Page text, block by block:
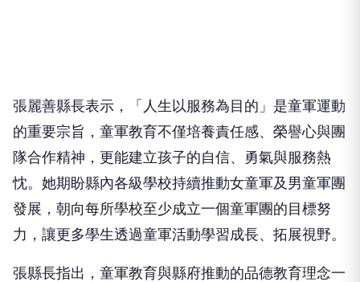
張麗善縣長表示，「人生以服務為目的」是童軍運動
的重要宗旨，童軍教育不僅培養責任感、榮譽心與團
隊合作精神，更能建立孩子的自信、勇氣與服務熱
忱。她期盼縣內各級學校持續推動女童軍及男童軍團
發展，朝向每所學校至少成立一個童軍團的目標努
力，讓更多學生透過童軍活動學習成長、拓展視野。
張縣長指出，童軍教育與縣府推動的品德教育理念一